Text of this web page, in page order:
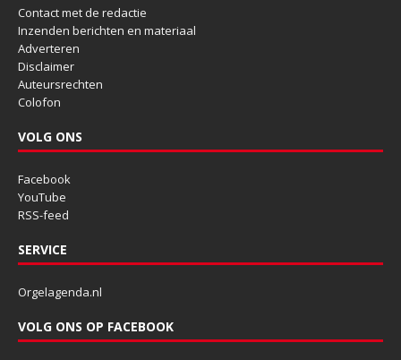
Contact met de redactie
Inzenden berichten en materiaal
Adverteren
Disclaimer
Auteursrechten
Colofon
VOLG ONS
Facebook
YouTube
RSS-feed
SERVICE
Orgelagenda.nl
VOLG ONS OP FACEBOOK